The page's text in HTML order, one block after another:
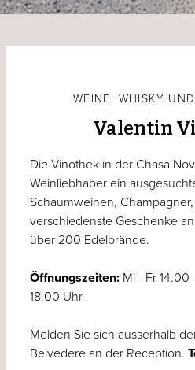
WEINE, WHISKY
Valentin
Die Vinothek in der Chasa
Weinliebhaber ein
Schaumweinen,
verschiedenste Geschenke
über 200 Edelbrände.
Öffnungszeiten: Mi - Fr 14.00
18.00 Uhr
Melden Sie sich ausserhalb
Belvedere an der Reception.